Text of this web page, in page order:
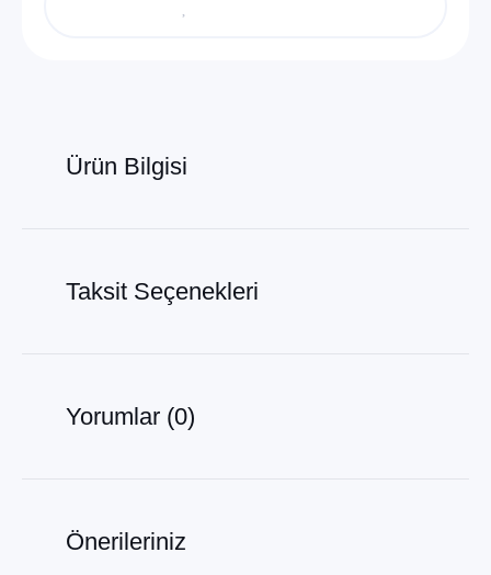
Ürün Bilgisi
Taksit Seçenekleri
Yorumlar (0)
Önerileriniz